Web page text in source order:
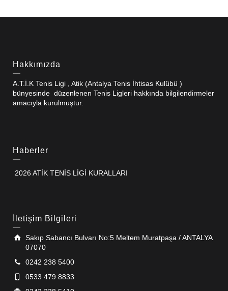
Hakkımızda
A.T.İ.K Tenis Ligi , Atik (Antalya Tenis İhtisas Kulübü )
bünyesinde düzenlenen Tenis Ligleri hakkında bilgilendirmeler
amacıyla kurulmuştur.
Haberler
2026 ATİK TENİS LİGİ KURALLARI
İletişim Bilgileri
Sakıp Sabancı Bulvarı No:5 Meltem Muratpaşa / ANTALYA
07070
0242 238 5400
0533 479 8833